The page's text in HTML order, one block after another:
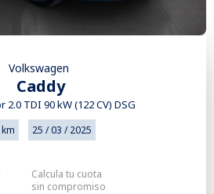
Volkswagen
Caddy
2.0 TDI 90 kW (122 CV) DSG
25 / 03 / 2025
Calcula tu cuota
sin compromiso